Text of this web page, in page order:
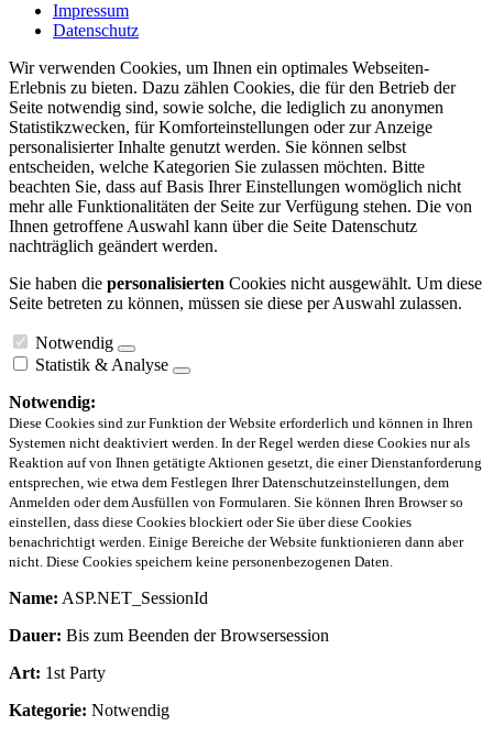
Impressum
Datenschutz
Wir verwenden Cookies, um Ihnen ein optimales Webseiten-
Erlebnis zu bieten. Dazu zählen Cookies, die für den Betrieb der
Seite notwendig sind, sowie solche, die lediglich zu anonymen
Statistikzwecken, für Komforteinstellungen oder zur Anzeige
personalisierter Inhalte genutzt werden. Sie können selbst
entscheiden, welche Kategorien Sie zulassen möchten. Bitte
beachten Sie, dass auf Basis Ihrer Einstellungen womöglich nicht
mehr alle Funktionalitäten der Seite zur Verfügung stehen. Die von
Ihnen getroffene Auswahl kann über die Seite Datenschutz
nachträglich geändert werden.
Sie haben die personalisierten Cookies nicht ausgewählt. Um diese
Seite betreten zu können, müssen sie diese per Auswahl zulassen.
Notwendig
Statistik & Analyse
Notwendig:
Diese Cookies sind zur Funktion der Website erforderlich und können in Ihren
Systemen nicht deaktiviert werden. In der Regel werden diese Cookies nur als
Reaktion auf von Ihnen getätigte Aktionen gesetzt, die einer Dienstanforderung
entsprechen, wie etwa dem Festlegen Ihrer Datenschutzeinstellungen, dem
Anmelden oder dem Ausfüllen von Formularen. Sie können Ihren Browser so
einstellen, dass diese Cookies blockiert oder Sie über diese Cookies
benachrichtigt werden. Einige Bereiche der Website funktionieren dann aber
nicht. Diese Cookies speichern keine personenbezogenen Daten.
Name: ASP.NET_SessionId
Dauer: Bis zum Beenden der Browsersession
Art: 1st Party
Kategorie: Notwendig